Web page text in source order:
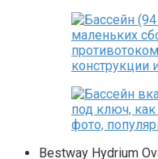
Bestway Hydrium